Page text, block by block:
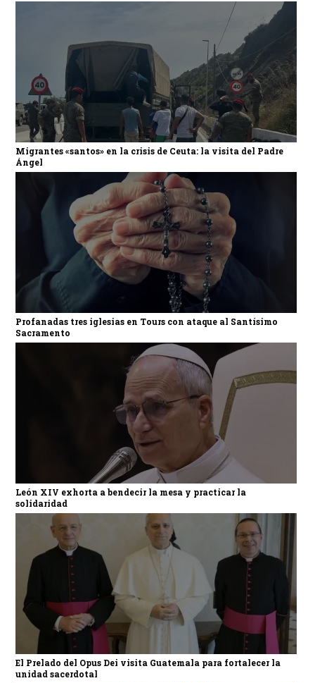
Migrantes «santos» en la crisis de Ceuta: la visita del Padre
Ángel
Profanadas tres iglesias en Tours con ataque al Santísimo
Sacramento
León XIV exhorta a bendecir la mesa y practicar la
solidaridad
El Prelado del Opus Dei visita Guatemala para fortalecer la
unidad sacerdotal